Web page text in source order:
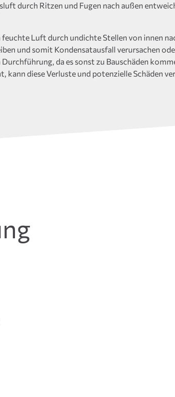
durch Ritzen und Fugen nach außen
Luft durch undichte Stellen von innen
und somit Kondensatausfall verursachen
da es sonst zu Bauschäden
diese Verluste und potenzielle Schäden